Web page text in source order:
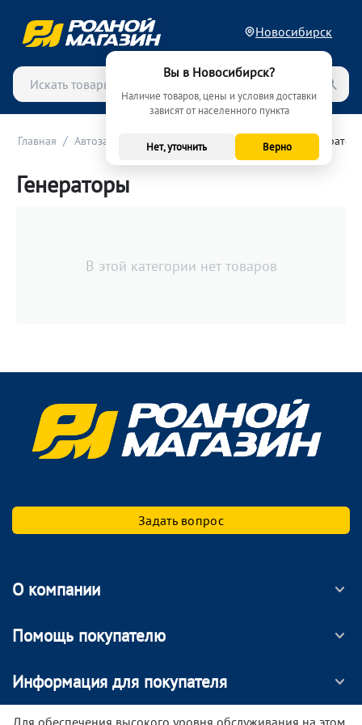
Новосибирск
Вы в Новосибирск?
Наличие товаров, цены и условия доставки
зависят от населенного пункта
Нет, уточнить Верно
Главная / Автозапчасти / Электрика и электроника
Генераторы
В этой категории нет товаров
Задать вопрос
О компании
Помощь покупателю
Информация для покупателя
МОБИЛЬНОЕ ПРИЛОЖЕНИЕ